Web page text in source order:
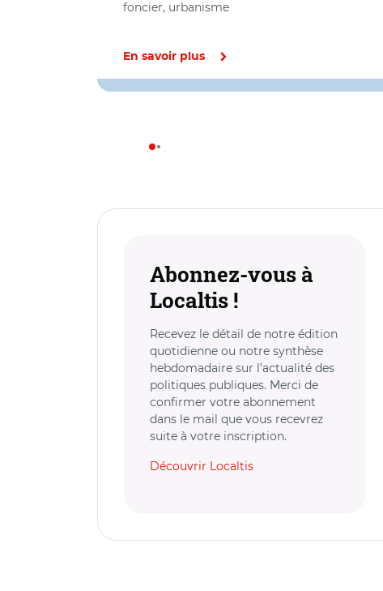
foncier, urbanisme
En savoir plus
Abonnez-vous à
Localtis !
Recevez le détail de notre édition
quotidienne ou notre synthèse
hebdomadaire sur l’actualité des
politiques publiques. Merci de
confirmer votre abonnement
dans le mail que vous recevrez
suite à votre inscription.
Découvrir Localtis